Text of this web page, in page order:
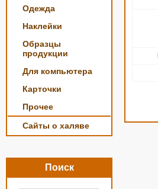
Одежда
Наклейки
Образцы
продукции
Для компьютера
Карточки
Прочее
Сайты о халяве
Поиск